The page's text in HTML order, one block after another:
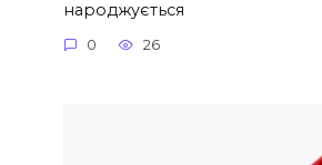
народжується
0 26